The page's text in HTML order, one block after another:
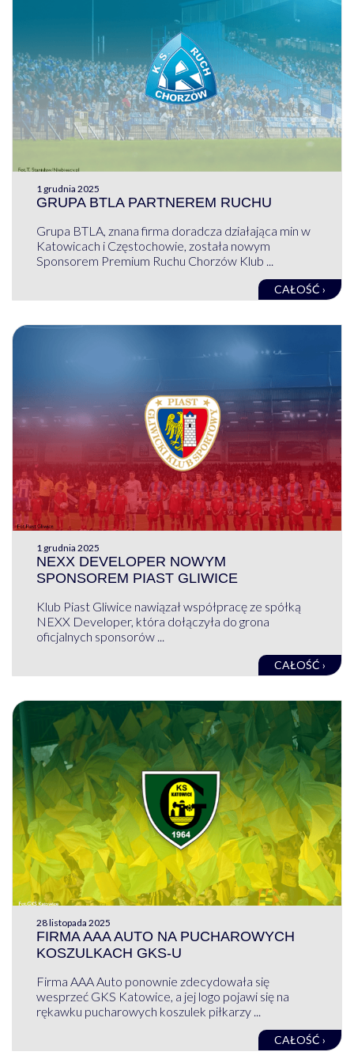
1 grudnia 2025
GRUPA BTLA PARTNEREM RUCHU
Grupa BTLA, znana firma doradcza działająca min w
Katowicach i Częstochowie, została nowym
Sponsorem Premium Ruchu Chorzów Klub ...
CAŁOŚĆ ›
1 grudnia 2025
NEXX DEVELOPER NOWYM
SPONSOREM PIAST GLIWICE
Klub Piast Gliwice nawiązał współpracę ze spółką
NEXX Developer, która dołączyła do grona
oficjalnych sponsorów ...
CAŁOŚĆ ›
28 listopada 2025
FIRMA AAA AUTO NA PUCHAROWYCH
KOSZULKACH GKS-U
Firma AAA Auto ponownie zdecydowała się
wesprzeć GKS Katowice, a jej logo pojawi się na
rękawku pucharowych koszulek piłkarzy ...
CAŁOŚĆ ›